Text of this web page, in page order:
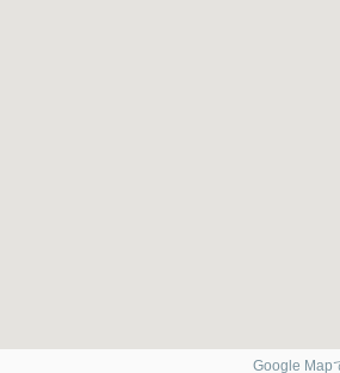
Google Map